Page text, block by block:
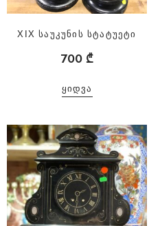
XIX საუკუნის სტატუეტი
700 ₾
ᲧᲘᲓᲕᲐ